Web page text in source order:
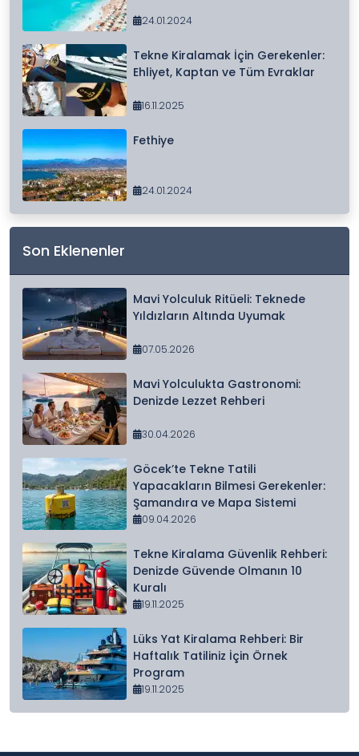
24.01.2024
Tekne Kiralamak İçin Gerekenler:
Ehliyet, Kaptan ve Tüm Evraklar
16.11.2025
Fethiye
24.01.2024
Son Eklenenler
Mavi Yolculuk Ritüeli: Teknede
Yıldızların Altında Uyumak
07.05.2026
Mavi Yolculukta Gastronomi:
Denizde Lezzet Rehberi
30.04.2026
Göcek’te Tekne Tatili
Yapacakların Bilmesi Gerekenler:
Şamandıra ve Mapa Sistemi
09.04.2026
Tekne Kiralama Güvenlik Rehberi:
Denizde Güvende Olmanın 10
Kuralı
19.11.2025
Lüks Yat Kiralama Rehberi: Bir
Haftalık Tatiliniz İçin Örnek
Program
19.11.2025